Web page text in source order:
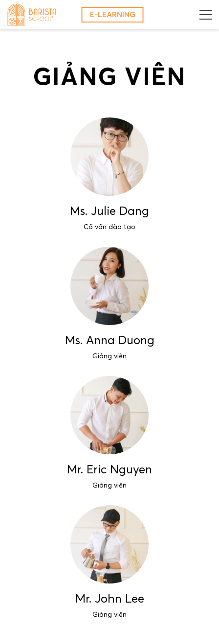
Skip
content
E-LEARNING
GIẢNG VIÊN
Ms. Julie Dang
Cố vấn đào tạo
Ms. Anna Duong
Giảng viên
Mr. Eric Nguyen
Giảng viên
Mr. John Lee
Giảng viên